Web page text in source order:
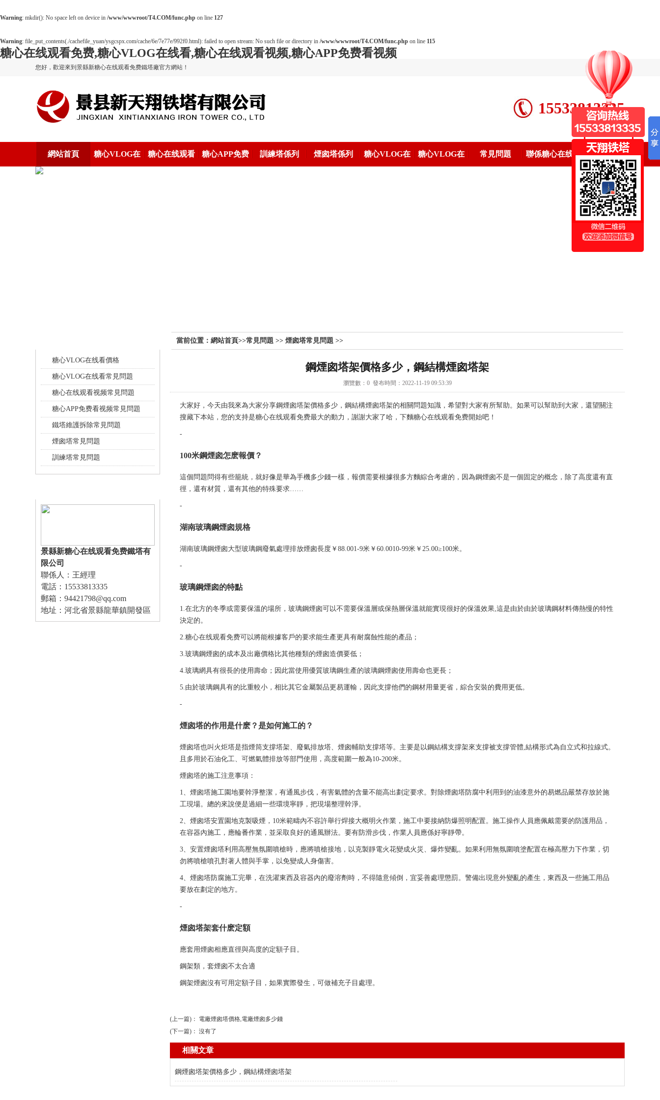
Warning: mkdir(): No space left on device in /www/wwwroot/T4.COM/func.php on line 127
Warning: file_put_contents(./cachefile_yuan/ysgcspx.com/cache/6e/7e77e/992f0.html): failed to open stream: No such file or directory in /www/wwwroot/T4.COM/func.php on line 115
糖心在线观看免费,糖心VLOG在线看,糖心在线观看视频,糖心APP免费看视频
您好，歡迎來到景縣新糖心在线观看免费鐵塔廠官方網站！ 網站地圖
15533813335
網站首頁 糖心VLOG在 糖心在线观看 糖心APP免费 訓練塔係列 煙囪塔係列 糖心VLOG在 糖心VLOG在 常見問題 聯係糖心在线
糖心VLOG在线看價格
糖心VLOG在线看常見問題
糖心在线观看视频常見問題
糖心APP免费看视频常見問題
鐵塔維護拆除常見問題
煙囪塔常見問題
訓練塔常見問題
景縣新糖心在线观看免费鐵塔有
限公司
聯係人：王經理
電話：15533813335
郵箱：94421798@qq.com
地址：河北省景縣龍華鎮開發區
當前位置： 網站首頁>>常見問題 >> 煙囪塔常見問題 >>
鋼煙囪塔架價格多少，鋼結構煙囪塔架
瀏覽數： 0發布時間：2022-11-19 09:53:39
大家好，今天由我來為大家分享鋼煙囪塔架價格多少，鋼結構煙囪塔架的相關問題知識，希望對大家有所幫助。如果可以幫助到大家，還望關注
搜藏下本站，您的支持是糖心在线观看免费最大的動力，謝謝大家了哈，下麵糖心在线观看免费開始吧！
-
100米鋼煙囪怎麽報價？
這個問題問得有些籠統，就好像是華為手機多少錢一樣，報價需要根據很多方麵綜合考慮的，因為鋼煙囪不是一個固定的概念，除了高度還有直
徑，還有材質，還有其他的特殊要求……
-
湖南玻璃鋼煙囪規格
湖南玻璃鋼煙囪大型玻璃鋼廢氣處理排放煙囪長度￥88.001-9米￥60.0010-99米￥25.00≥100米。
-
玻璃鋼煙囪的特點
1.在北方的冬季或需要保溫的場所，玻璃鋼煙囪可以不需要保溫層或保熱層保溫就能實現很好的保溫效果,這是由於由於玻璃鋼材料傳熱慢的特性
決定的。
2.糖心在线观看免费可以將能根據客戶的要求能生產更具有耐腐蝕性能的產品；
3.玻璃鋼煙囪的成本及出廠價格比其他種類的煙囪造價要低；
4.玻璃網具有很長的使用壽命；因此當使用優質玻璃鋼生產的玻璃鋼煙囪使用壽命也更長；
5.由於玻璃鋼具有的比重較小，相比其它金屬製品更易運輸，因此支撐他們的鋼材用量更省，綜合安裝的費用更低。
-
煙囪塔的作用是什麽？是如何施工的？
煙囪塔也叫火炬塔是指煙筒支撐塔架、廢氣排放塔、煙囪輔助支撐塔等。主要是以鋼結構支撐架來支撐被支撐管體,結構形式為自立式和拉線式。
且多用於石油化工、可燃氣體排放等部門使用，高度範圍一般為10-200米。
煙囪塔的施工注意事項：
1、煙囪塔施工園地要幹淨整潔，有通風步伐，有害氣體的含量不能高出劃定要求。對除煙囪塔防腐中利用到的油漆意外的易燃品嚴禁存放於施
工現場。總的來說便是過細一些環境寧靜，把現場整理幹淨。
2、煙囪塔安置園地克製吸煙，10米範疇內不容許舉行焊接大概明火作業，施工中要接納防爆照明配置。施工操作人員應佩戴需要的防護用品，
在容器內施工，應輪番作業，並采取良好的通風辦法。要有防滑步伐，作業人員應係好寧靜帶。
3、安置煙囪塔利用高壓無氛圍噴槍時，應將噴槍接地，以克製靜電火花變成火災、爆炸變亂。如果利用無氛圍噴塗配置在極高壓力下作業，切
勿將噴槍噴孔對著人體與手掌，以免變成人身傷害。
4、煙囪塔防腐施工完畢，在洗濯東西及容器內的廢溶劑時，不得隨意傾倒，宜妥善處理懲罰。警備出現意外變亂的產生，東西及一些施工用品
要放在劃定的地方。
-
煙囪塔架套什麽定額
應套用煙囪相應直徑與高度的定額子目。
鋼架類，套煙囪不太合適
鋼架煙囪沒有可用定額子目，如果實際發生，可做補充子目處理。
(上一篇)： 電廠煙囪塔價格,電廠煙囪多少錢
(下一篇)： 沒有了
相關文章
鋼煙囪塔架價格多少，鋼結構煙囪塔架